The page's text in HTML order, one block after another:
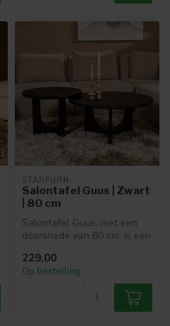
STARFURN
Salontafel Guus | Zwart
| 80 cm
Salontafel Guus, met een
doorsnede van 80 cm, is een
229,00
Op bestelling